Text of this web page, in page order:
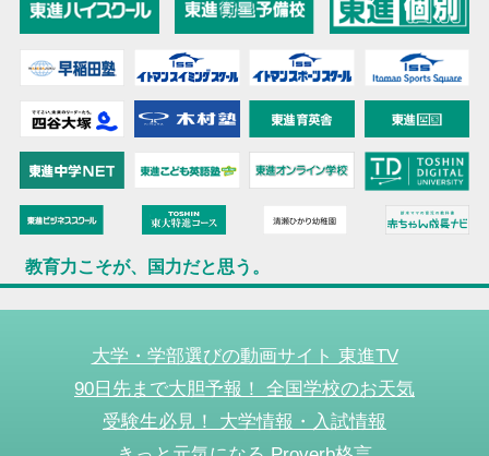
教育力こそが、国力だと思う。
大学・学部選びの動画サイト 東進TV
90日先まで大胆予報！ 全国学校のお天気
受験生必見！ 大学情報・入試情報